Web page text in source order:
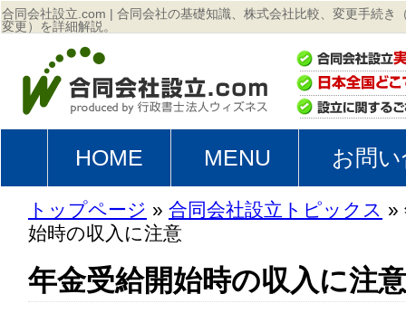
合同会社設立.com | 合同会社の基礎知識、株式会社比較、変更手続き
変更）を詳細解説。
HOME MENU お問
トップページ » 合同会社設立トピックス »
始時の収入に注意
年金受給開始時の収入に注意